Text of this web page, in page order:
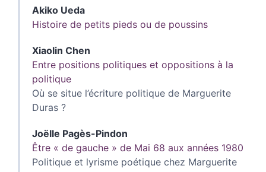
Akiko Ueda
Histoire de petits pieds ou de poussins
Xiaolin Chen
Entre positions politiques et oppositions à la
politique
Où se situe l’écriture politique de Marguerite
Duras ?
Joëlle Pagès-Pindon
Être « de gauche » de Mai 68 aux années 1980
Politique et lyrisme poétique chez Marguerite